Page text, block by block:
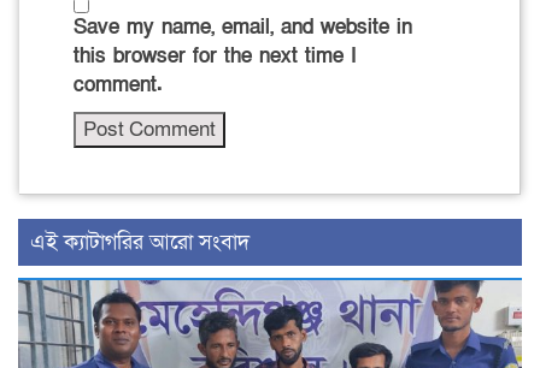
Save my name, email, and website in
this browser for the next time I
comment.
‍এই ক্যাটাগরির ‍আরো সংবাদ